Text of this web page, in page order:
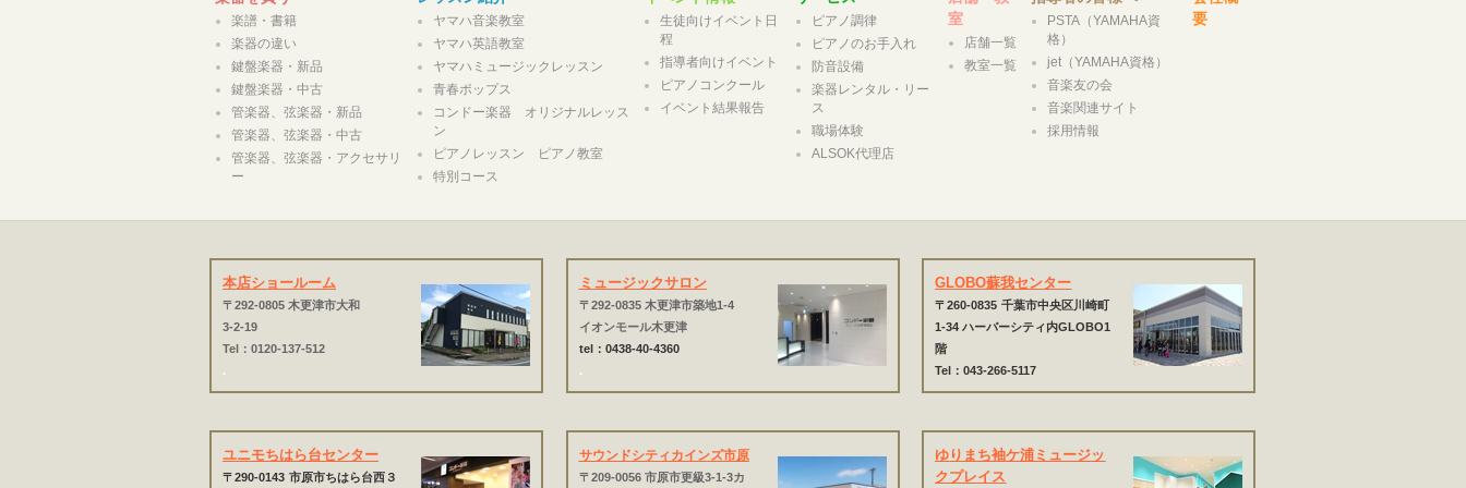
楽譜・書籍
楽器の違い
鍵盤楽器・新品
鍵盤楽器・中古
管楽器、弦楽器・新品
管楽器、弦楽器・中古
管楽器、弦楽器・アクセサリ
ー
ヤマハ音楽教室
ヤマハ英語教室
ヤマハミュージックレッスン
青春ポップス
コンドー楽器 オリジナルレッス
ン
ピアノレッスン ピアノ教室
特別コース
生徒向けイベント日
程
指導者向けイベント
ピアノコンクール
イベント結果報告
ピアノ調律
ピアノのお手入れ
防音設備
楽器レンタル・リー
ス
職場体験
ALSOK代理店
室
店舗一覧
教室一覧
PSTA（YAMAHA資
格）
jet（YAMAHA資格）
音楽友の会
音楽関連サイト
採用情報
要
本店ショールーム
〒292-0805 木更津市大和
3-2-19
Tel：0120-137-512
.
ミュージックサロン
〒292-0835 木更津市築地1-4
イオンモール木更津
tel：0438-40-4360
.
GLOBO蘇我センター
〒260-0835 千葉市中央区川崎町
1-34 ハーバーシティ内GLOBO1
階
Tel：043-266-5117
ユニモちはら台センター
〒290-0143 市原市ちはら台西３
サウンドシティカインズ市原
〒209-0056 市原市更級3-1-3カ
ゆりまち袖ケ浦ミュージッ
クプレイス